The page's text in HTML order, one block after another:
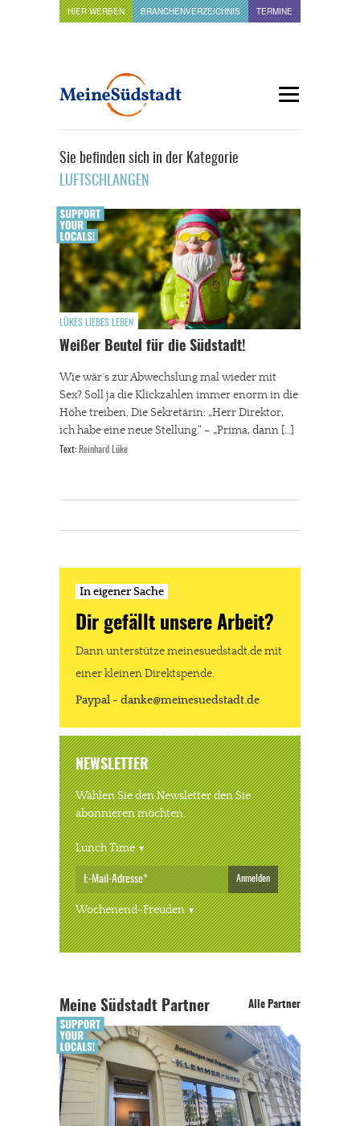
HIER WERBEN BRANCHENVERZEICHNIS TERMINE
Sie befinden sich in der Kategorie
LUFTSCHLANGEN
LÜKES LIEBES LEBEN
Weißer Beutel für die Südstadt!
Wie wär´s zur Abwechslung mal wieder mit
Sex? Soll ja die Klickzahlen immer enorm in die
Höhe treiben. Die Sekretärin: „Herr Direktor,
ich habe eine neue Stellung.“ – „Prima, dann […]
Text: Reinhard Lüke
In eigener Sache
Dir gefällt unsere Arbeit?
Dann unterstütze meinesuedstadt.de mit
einer kleinen Direktspende.
Paypal - danke@meinesuedstadt.de
NEWSLETTER
Wählen Sie den Newsletter den Sie
abonnieren möchten.
Lunch Time
Anmelden
Wochenend-Freuden
Meine Südstadt Partner Alle Partner